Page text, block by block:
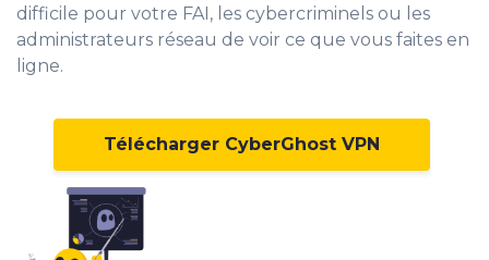
difficile pour votre FAI, les cybercriminels ou les
administrateurs réseau de voir ce que vous faites en
ligne.
Télécharger CyberGhost VPN